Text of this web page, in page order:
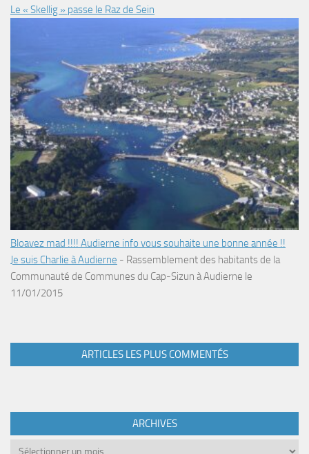
Le « Skellig » passe le Raz de Sein
Bloavez mad !!!! Audierne info vous souhaite une bonne année !!
Je suis Charlie à Audierne - Rassemblement des habitants de la
Communauté de Communes du Cap-Sizun à Audierne le
11/01/2015
ARTICLES LES PLUS COMMENTÉS
ARCHIVES
Archives